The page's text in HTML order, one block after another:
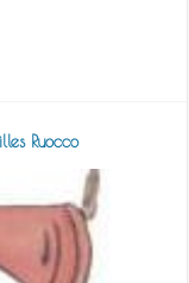
Ruocco